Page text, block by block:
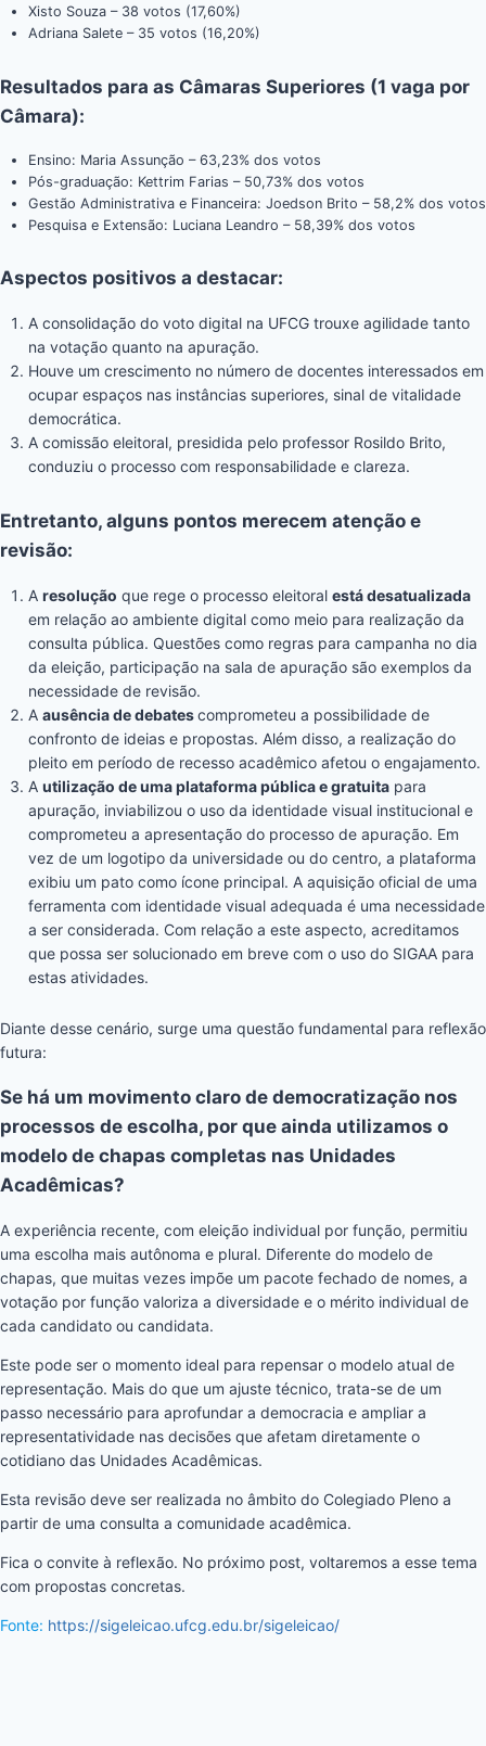
Xisto Souza – 38 votos (17,60%)
Adriana Salete – 35 votos (16,20%)
Resultados para as Câmaras Superiores (1 vaga por
Câmara):
Ensino: Maria Assunção – 63,23% dos votos
Pós-graduação: Kettrim Farias – 50,73% dos votos
Gestão Administrativa e Financeira: Joedson Brito – 58,2% dos votos
Pesquisa e Extensão: Luciana Leandro – 58,39% dos votos
Aspectos positivos a destacar:
A consolidação do voto digital na UFCG trouxe agilidade tanto
na votação quanto na apuração.
Houve um crescimento no número de docentes interessados em
ocupar espaços nas instâncias superiores, sinal de vitalidade
democrática.
A comissão eleitoral, presidida pelo professor Rosildo Brito,
conduziu o processo com responsabilidade e clareza.
Entretanto, alguns pontos merecem atenção e
revisão:
A resolução que rege o processo eleitoral está desatualizada
em relação ao ambiente digital como meio para realização da
consulta pública. Questões como regras para campanha no dia
da eleição, participação na sala de apuração são exemplos da
necessidade de revisão.
A ausência de debatescomprometeu a possibilidade de
confronto de ideias e propostas. Além disso, a realização do
pleito em período de recesso acadêmico afetou o engajamento.
A utilização de uma plataforma pública e gratuitapara
apuração, inviabilizou o uso da identidade visual institucional e
comprometeu a apresentação do processo de apuração. Em
vez de um logotipo da universidade ou do centro, a plataforma
exibiu um pato como ícone principal. A aquisição oficial de uma
ferramenta com identidade visual adequada é uma necessidade
a ser considerada. Com relação a este aspecto, acreditamos
que possa ser solucionado em breve com o uso do SIGAA para
estas atividades.
Diante desse cenário, surge uma questão fundamental para reflexão
futura:
Se há um movimento claro de democratização nos
processos de escolha, por que ainda utilizamos o
modelo de chapas completas nas Unidades
Acadêmicas?
A experiência recente, com eleição individual por função, permitiu
uma escolha mais autônoma e plural. Diferente do modelo de
chapas, que muitas vezes impõe um pacote fechado de nomes, a
votação por função valoriza a diversidade e o mérito individual de
cada candidato ou candidata.
Este pode ser o momento ideal para repensar o modelo atual de
representação. Mais do que um ajuste técnico, trata-se de um
passo necessário para aprofundar a democracia e ampliar a
representatividade nas decisões que afetam diretamente o
cotidiano das Unidades Acadêmicas.
Esta revisão deve ser realizada no âmbito do Colegiado Pleno a
partir de uma consulta a comunidade acadêmica.
Fica o convite à reflexão. No próximo post, voltaremos a esse tema
com propostas concretas.
Fonte: https://sigeleicao.ufcg.edu.br/sigeleicao/